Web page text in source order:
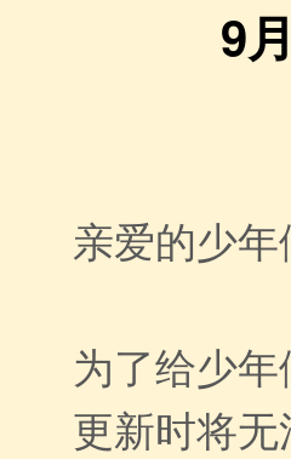
9
亲爱的少年
为了给少
更新时将